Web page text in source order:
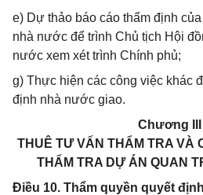
e) Dự thảo báo cáo thẩm định
nhà nước để trình Chủ tịch Hội
nước xem xét trình Chính phủ;
g) Thực hiện các công việc khác
định nhà nước giao.
Chương III
THUÊ TƯ VẤN THẨM TRA VÀ
THẨM TRA DỰ ÁN QUAN
Điều 10. Thẩm quyền quyết